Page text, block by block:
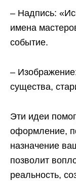
– Надпись:
имена
событие.
–
существа,
Эти идеи
оформление,
назначение
позволит
реальность,